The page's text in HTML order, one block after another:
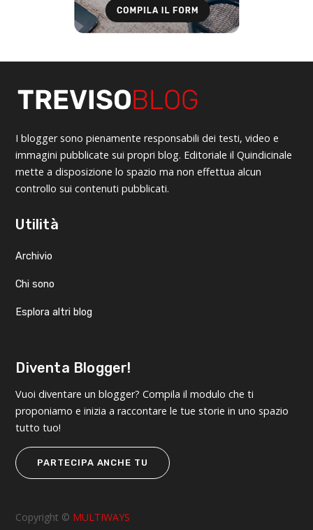
I blogger sono pienamente responsabili dei testi, video e
immagini pubblicate sui propri blog. Editoriale il Quindicinale
mette a disposizione lo spazio ma non effettua alcun
controllo sui contenuti pubblicati.
Utilità
Archivio
Chi sono
Esplora altri blog
Diventa Blogger!
Vuoi diventare un blogger? Compila il modulo che ti
proponiamo e inizia a raccontare le tue storie in uno spazio
tutto tuo!
PARTECIPA ANCHE TU
Copyright © MULTIWAYS